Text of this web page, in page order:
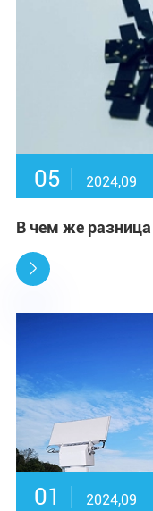
05 2024,09
В чем же

01 2024,09